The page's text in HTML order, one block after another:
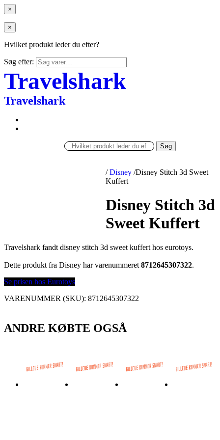
×
×
Hvilket produkt leder du efter?
Søg efter:
Travelshark
Travelshark
Søg
/ Disney /Disney Stitch 3d Sweet
Kuffert
Disney Stitch 3d
Sweet Kuffert
Travelshark fandt disney stitch 3d sweet kuffert hos eurotoys.
Dette produkt fra Disney har varenummeret 8712645307322.
Se prisen hos Eurotoys
VARENUMMER (SKU): 8712645307322
ANDRE KØBTE OGSÅ